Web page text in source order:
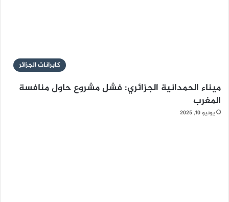
كابرانات الجزائر
ميناء الحمدانية الجزائري: فشل مشروع حاول منافسة
المغرب
يونيو 10, 2025